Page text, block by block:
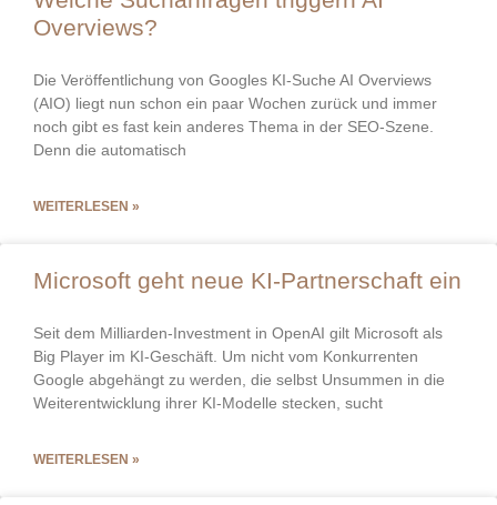
Overviews?
Die Veröffentlichung von Googles KI-Suche AI Overviews
(AIO) liegt nun schon ein paar Wochen zurück und immer
noch gibt es fast kein anderes Thema in der SEO-Szene.
Denn die automatisch
WEITERLESEN »
Microsoft geht neue KI-Partnerschaft ein
Seit dem Milliarden-Investment in OpenAI gilt Microsoft als
Big Player im KI-Geschäft. Um nicht vom Konkurrenten
Google abgehängt zu werden, die selbst Unsummen in die
Weiterentwicklung ihrer KI-Modelle stecken, sucht
WEITERLESEN »